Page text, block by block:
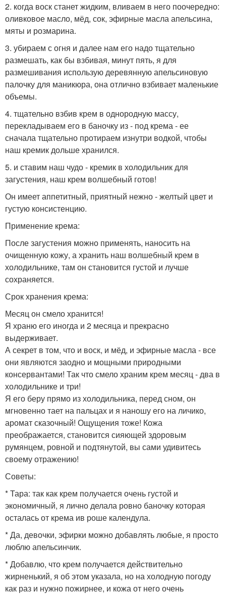
2. когда воск станет жидким, вливаем в него поочередно:
оливковое масло, мёд, сок, эфирные масла апельсина,
мяты и розмарина.
3. убираем с огня и далее нам его надо тщательно
размешать, как бы взбивая, минут пять, я для
размешивания использую деревянную апельсиновую
палочку для маникюра, она отлично взбивает маленькие
объемы.
4. тщательно взбив крем в однородную массу,
перекладываем его в баночку из - под крема - ее
сначала тщательно протираем изнутри водкой, чтобы
наш кремик дольше хранился.
5. и ставим наш чудо - кремик в холодильник для
загустения, наш крем волшебный готов!
Он имеет аппетитный, приятный нежно - желтый цвет и
густую консистенцию.
Применение крема:
После загустения можно применять, наносить на
очищенную кожу, а хранить наш волшебный крем в
холодильнике, там он становится густой и лучше
сохраняется.
Срок хранения крема:
Месяц он смело хранится!
Я храню его иногда и 2 месяца и прекрасно
выдерживает.
А секрет в том, что и воск, и мёд, и эфирные масла - все
они являются заодно и мощными природными
консервантами! Так что смело храним крем месяц - два в
холодильнике и три!
Я его беру прямо из холодильника, перед сном, он
мгновенно тает на пальцах и я наношу его на личико,
аромат сказочный! Ощущения тоже! Кожа
преображается, становится сияющей здоровым
румянцем, ровной и подтянутой, вы сами удивитесь
своему отражению!
Советы:
* Тара: так как крем получается очень густой и
экономичный, я лично делала ровно баночку которая
осталась от крема ив роше календула.
* Да, девочки, эфирки можно добавлять любые, я просто
люблю апельсинчик.
* Добавлю, что крем получается действительно
жирненький, я об этом указала, но на холодную погоду
как раз и нужно пожирнее, и кожа от него очень